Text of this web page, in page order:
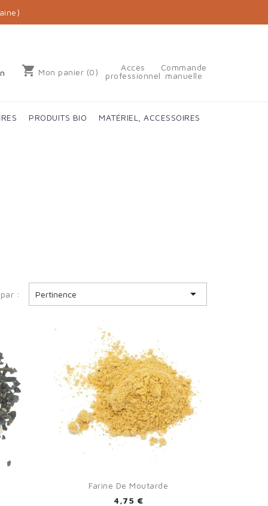
shopping_cart Mon panier (0)
Accès
professionnel
Commande
manuelle
PRODUITS BIO MATÉRIEL, ACCESSOIRES
: Pertinence 
Aperçu rapide
Farine De Moutarde
4,75 €